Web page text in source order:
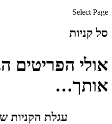
Select Page
סל קניות
אולי הפריטים
אותך…
עגלת הקניות